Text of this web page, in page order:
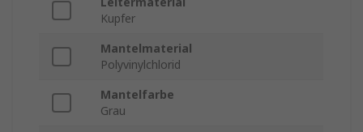
Kupfer
Mantelmaterial
Polyvinylchlorid
Mantelfarbe
Grau